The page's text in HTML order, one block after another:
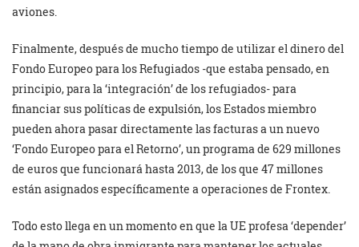
aviones.
Finalmente, después de mucho tiempo de utilizar el dinero del
Fondo Europeo para los Refugiados -que estaba pensado, en
principio, para la ‘integración’ de los refugiados- para
financiar sus políticas de expulsión, los Estados miembro
pueden ahora pasar directamente las facturas a un nuevo
‘Fondo Europeo para el Retorno’, un programa de 629 millones
de euros que funcionará hasta 2013, de los que 47 millones
están asignados específicamente a operaciones de Frontex.
Todo esto llega en un momento en que la UE profesa ‘depender’